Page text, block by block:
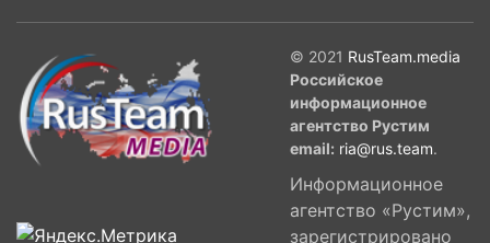
© 2021 RusTeam.media
Российское
информационное
агентство Рустим
email: ria@rus.team.
Информационное
агентство «Рустим»,
зарегистрировано